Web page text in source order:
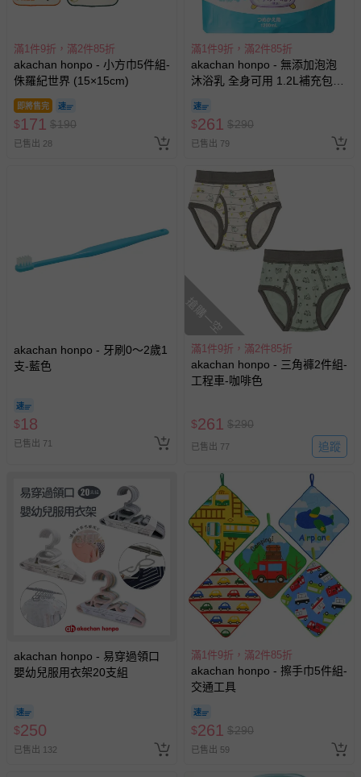
滿1件9折，滿2件85折
akachan honpo - 小方巾5件組-
侏羅紀世界 (15×15cm)
即將售完
$171 $190
已售出 28
滿1件9折，滿2件85折
akachan honpo - 無添加泡泡
沐浴乳 全身可用 1.2L補充包
$261 $290
已售出 79
akachan honpo - 牙刷0～2歲1
支-藍色
$18
已售出 71
搶購一空
滿1件9折，滿2件85折
akachan honpo - 三角褲2件組-
工程車-咖啡色
$261 $290
已售出 77 追蹤
akachan honpo - 易穿過領口
嬰幼兒服用衣架20支組
$250
已售出 132
滿1件9折，滿2件85折
akachan honpo - 擦手巾5件組-
交通工具
$261 $290
已售出 59